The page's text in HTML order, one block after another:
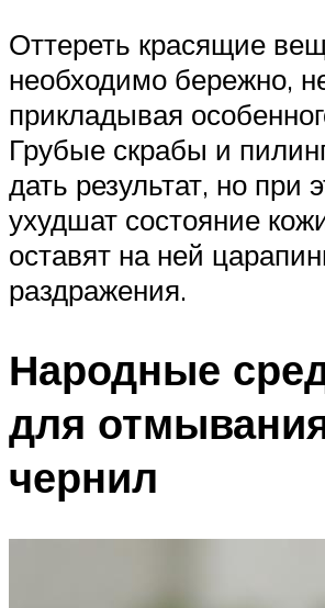
Оттереть красящие
необходимо бережно,
прикладывая
Грубые скрабы и
дать результат, но при
ухудшат состояние
оставят на ней
раздражения.
Народные
для
чернил